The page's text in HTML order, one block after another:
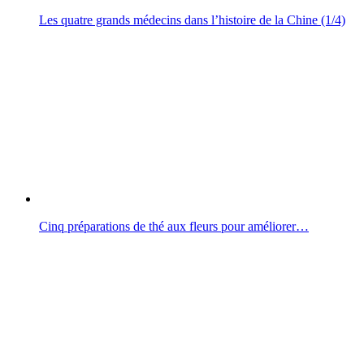
Les quatre grands médecins dans l’histoire de la Chine (1/4)
Cinq préparations de thé aux fleurs pour améliorer…